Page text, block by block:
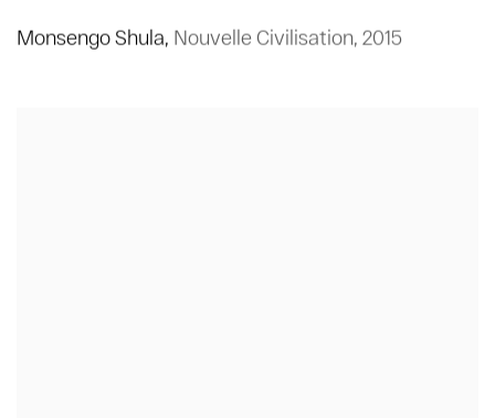
Monsengo Shula, Nouvelle Civilisation, 2015